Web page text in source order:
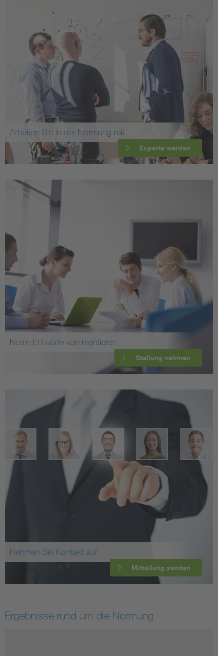
Arbeiten Sie in der Normung mit
Experte werden
Norm-Entwürfe kommentieren
Stellung nehmen
Nehmen Sie Kontakt auf
Mitteilung senden
Ergebnisse rund um die Normung